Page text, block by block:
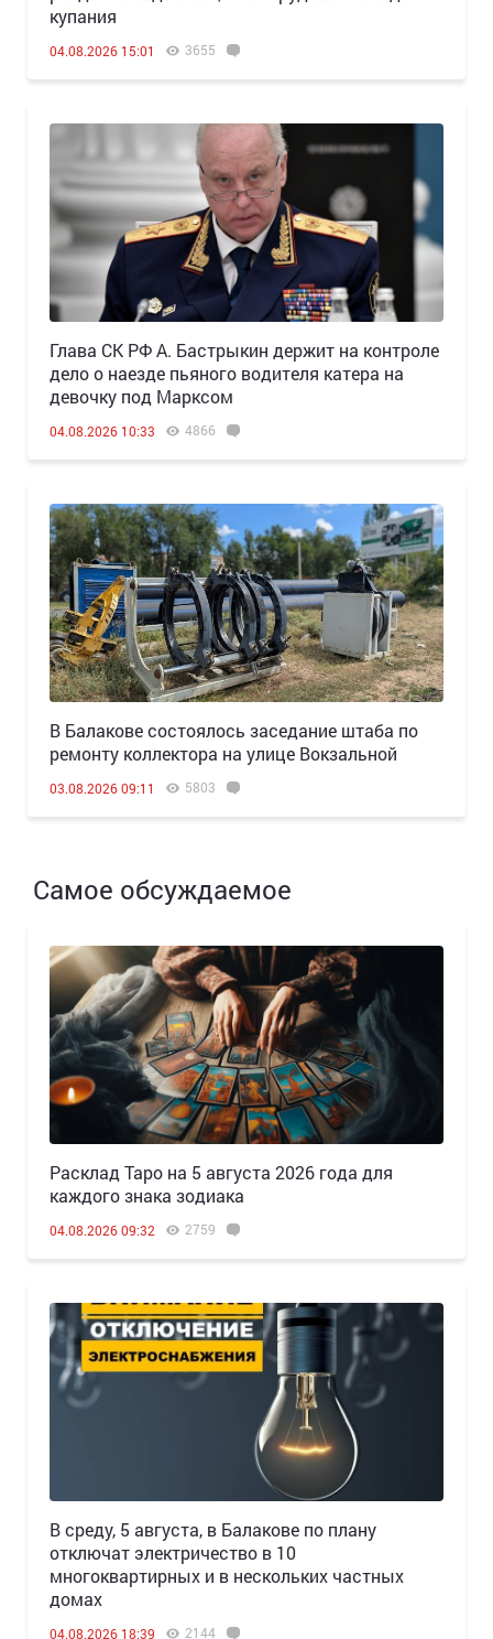
купания
04.08.2026 15:01 3655
Глава СК РФ А. Бастрыкин держит на контроле
дело о наезде пьяного водителя катера на
девочку под Марксом
04.08.2026 10:33 4866
В Балакове состоялось заседание штаба по
ремонту коллектора на улице Вокзальной
03.08.2026 09:11 5803
Самое обсуждаемое
Расклад Таро на 5 августа 2026 года для
каждого знака зодиака
04.08.2026 09:32 2759
В среду, 5 августа, в Балакове по плану
отключат электричество в 10
многоквартирных и в нескольких частных
домах
04.08.2026 18:39 2144